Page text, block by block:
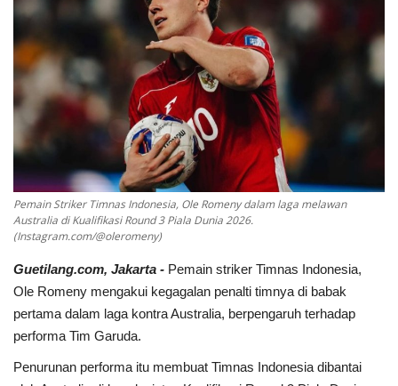
Kejahatan
Cybers Event
UMKM & Ekonomi Kreatif
Pekerja Migran Indonesia
Ekonomi
Pendidikan
Informasi Journalism
Olahraga
Kesehatan
Pemain Striker Timnas Indonesia, Ole Romeny dalam laga melawan
Australia di Kualifikasi Round 3 Piala Dunia 2026.
(Instagram.com/@oleromeny)
Guetilang.com, Jakarta - Pemain striker Timnas Indonesia,
Ole Romeny mengakui kegagalan penalti timnya di babak
pertama dalam laga kontra Australia, berpengaruh terhadap
performa Tim Garuda.
Penurunan performa itu membuat Timnas Indonesia dibantai